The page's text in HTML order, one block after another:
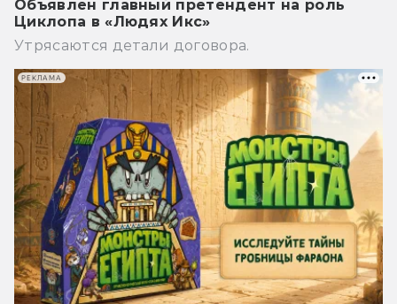
Объявлен главный претендент на роль
Циклопа в «Людях Икс»
Утрясаются детали договора.
РЕКЛАМА